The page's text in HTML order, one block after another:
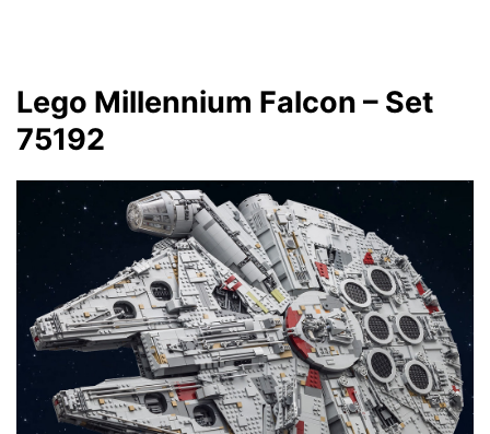
Lego Millennium Falcon – Set
75192